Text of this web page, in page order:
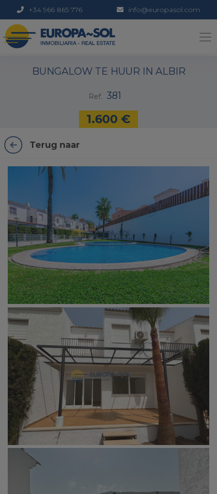
+34 966 865 776 info@europasol.com
BUNGALOW TE HUUR IN ALBIR
Ref. 381
1.600 €
Terug naar
1 / 23